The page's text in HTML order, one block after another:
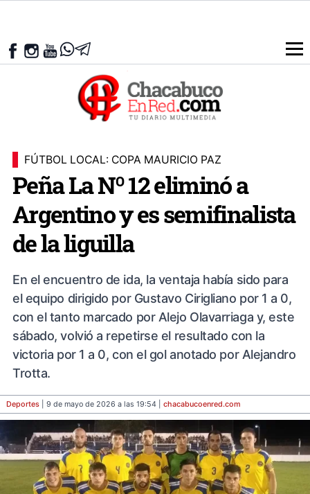
FÚTBOL LOCAL: COPA MAURICIO PAZ
Peña La Nº 12 eliminó a
Argentino y es semifinalista
de la liguilla
En el encuentro de ida, la ventaja había sido para
el equipo dirigido por Gustavo Cirigliano por 1 a 0,
con el tanto marcado por Alejo Olavarriaga y, este
sábado, volvió a repetirse el resultado con la
victoria por 1 a 0, con el gol anotado por Alejandro
Trotta.
Deportes | 9 de mayo de 2026 a las 19:54 | chacabucoenred.com